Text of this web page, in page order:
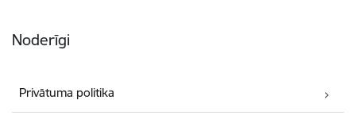
Noderīgi
Privātuma politika